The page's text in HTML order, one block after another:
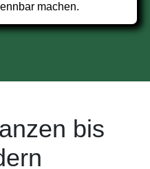
machen.
bis